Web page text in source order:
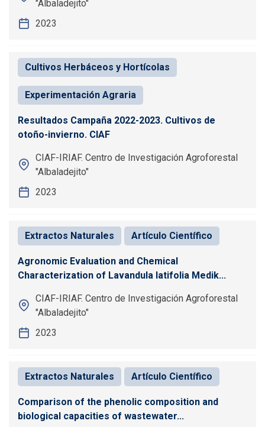
"Albaladejito"
2023
Cultivos Herbáceos y Hortícolas
Experimentación Agraria
Resultados Campaña 2022-2023. Cultivos de
otoño-invierno. CIAF
CIAF-IRIAF. Centro de Investigación Agroforestal
"Albaladejito"
2023
Extractos Naturales Artículo Científico
Agronomic Evaluation and Chemical
Characterization of Lavandula latifolia Medik...
CIAF-IRIAF. Centro de Investigación Agroforestal
"Albaladejito"
2023
Extractos Naturales Artículo Científico
Comparison of the phenolic composition and
biological capacities of wastewater...